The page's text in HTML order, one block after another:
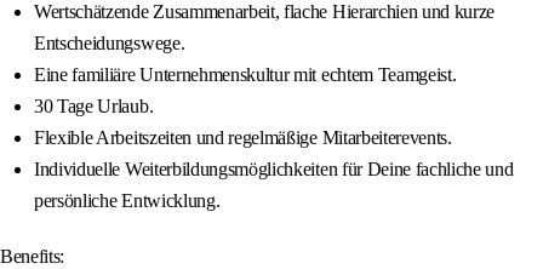
Wertschätzende Zusammenarbeit, flache Hierarchien und kurze
Entscheidungswege.
Eine familiäre Unternehmenskultur mit echtem Teamgeist.
30 Tage Urlaub.
Flexible Arbeitszeiten und regelmäßige Mitarbeiterevents.
Individuelle Weiterbildungsmöglichkeiten für Deine fachliche und
persönliche Entwicklung.
Benefits: